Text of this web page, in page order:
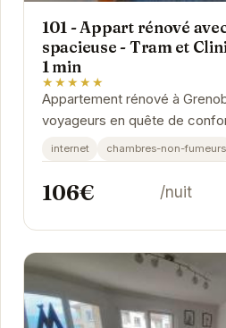
101 - Appart rénové
spacieuse - Tram et
1 min
★★★★★
Appartement rénové à
voyageurs en quête de
Situé à proximité du tramway
internet chambres-non-fumeurs
106€ /nuit